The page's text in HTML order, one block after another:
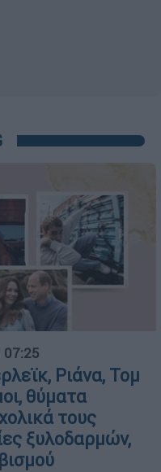
07:25
Ριάνα, Τομ
θύματα
τους
ξυλοδαρμών,